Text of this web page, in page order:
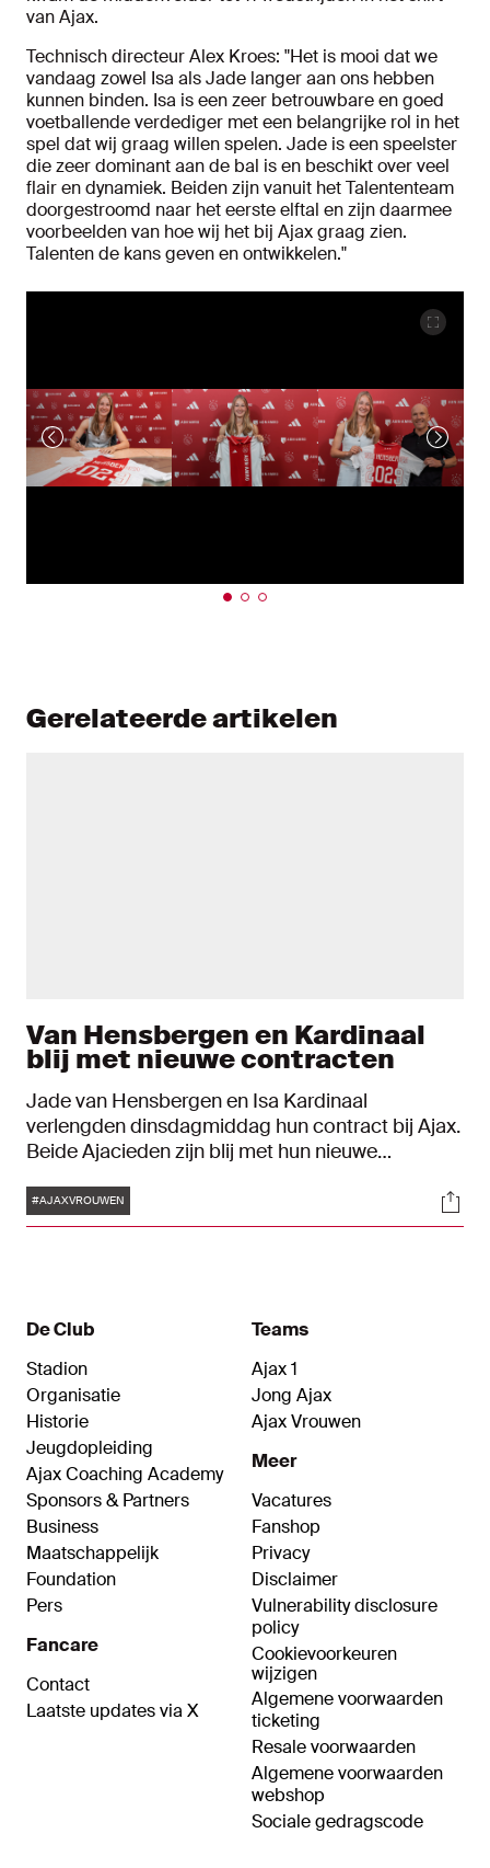
van Ajax.
Technisch directeur Alex Kroes: "Het is mooi dat we
vandaag zowel Isa als Jade langer aan ons hebben
kunnen binden. Isa is een zeer betrouwbare en goed
voetballende verdediger met een belangrijke rol in het
spel dat wij graag willen spelen. Jade is een speelster
die zeer dominant aan de bal is en beschikt over veel
flair en dynamiek. Beiden zijn vanuit het Talententeam
doorgestroomd naar het eerste elftal en zijn daarmee
voorbeelden van hoe wij het bij Ajax graag zien.
Talenten de kans geven en ontwikkelen."
Gerelateerde artikelen
Van Hensbergen en Kardinaal
blij met nieuwe contracten
Jade van Hensbergen en Isa Kardinaal
verlengden dinsdagmiddag hun contract bij Ajax.
Beide Ajacieden zijn blij met hun nieuwe
spraken de middenvelder en de verdediger over
het nieuws. "Ik ben heel trots dat ik heb mogen
Tags
#AJAXVROUWEN
De Club
Stadion
Organisatie
Historie
Jeugdopleiding
Ajax Coaching Academy
Sponsors & Partners
Business
Maatschappelijk
Foundation
Pers
Fancare
Contact
Laatste updates via X
Teams
Ajax 1
Jong Ajax
Ajax Vrouwen
Meer
Vacatures
Fanshop
Privacy
Disclaimer
Vulnerability disclosure
policy
Cookievoorkeuren
wijzigen
Algemene voorwaarden
ticketing
Resale voorwaarden
Algemene voorwaarden
webshop
Sociale gedragscode